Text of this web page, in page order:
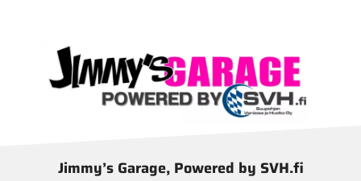
Jimmy’s Garage, Powered by SVH.fi